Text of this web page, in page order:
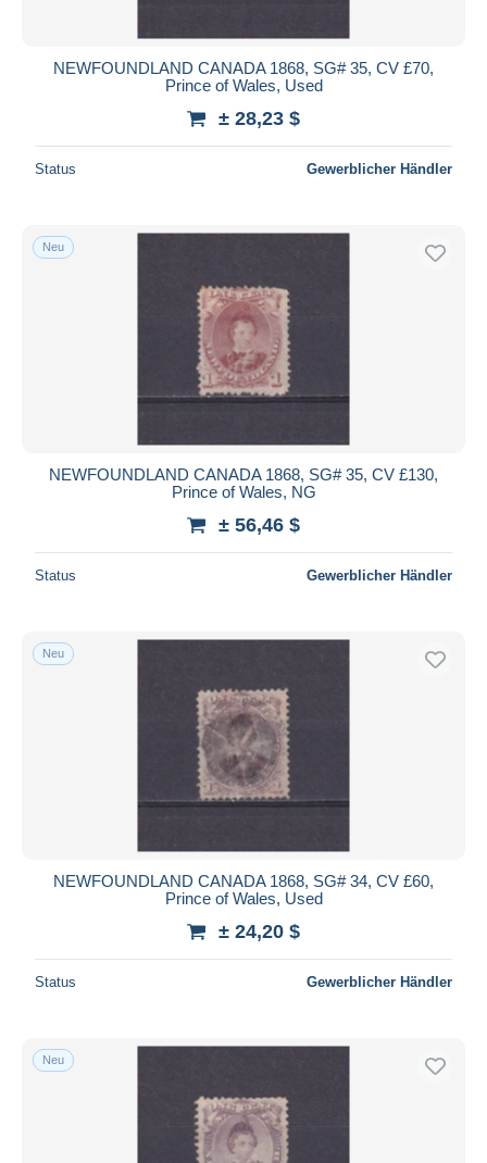
NEWFOUNDLAND CANADA 1868, SG# 35, CV £70,
Prince of Wales, Used
± 28,23 $
Status Gewerblicher Händler
Neu
NEWFOUNDLAND CANADA 1868, SG# 35, CV £130,
Prince of Wales, NG
± 56,46 $
Status Gewerblicher Händler
Neu
NEWFOUNDLAND CANADA 1868, SG# 34, CV £60,
Prince of Wales, Used
± 24,20 $
Status Gewerblicher Händler
Neu